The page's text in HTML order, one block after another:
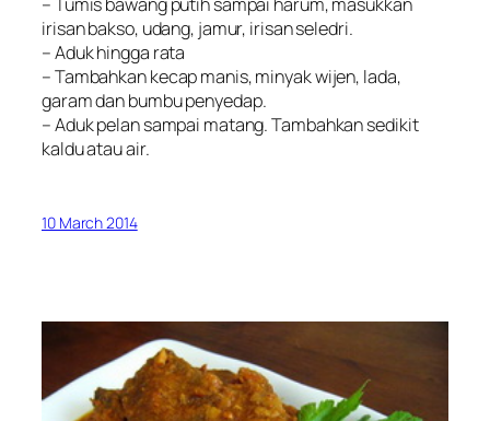
– Tumis bawang putih sampai harum, masukkan
irisan bakso, udang, jamur, irisan seledri.
– Aduk hingga rata
– Tambahkan kecap manis, minyak wijen, lada,
garam dan bumbu penyedap.
– Aduk pelan sampai matang. Tambahkan sedikit
kaldu atau air.
10 March 2014